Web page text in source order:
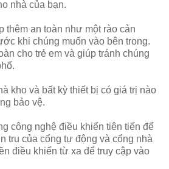
nhà của bạn.
thêm an toàn như một rào cản
khi chúng muốn vào bên trong.
cho trẻ em và giúp tránh chúng
kho và bất kỳ thiết bị có giá trị nào
bảo vệ.
công nghệ điều khiển tiên tiến để
tru của cổng tự động và cổng nhà
điều khiển từ xa để truy cập vào